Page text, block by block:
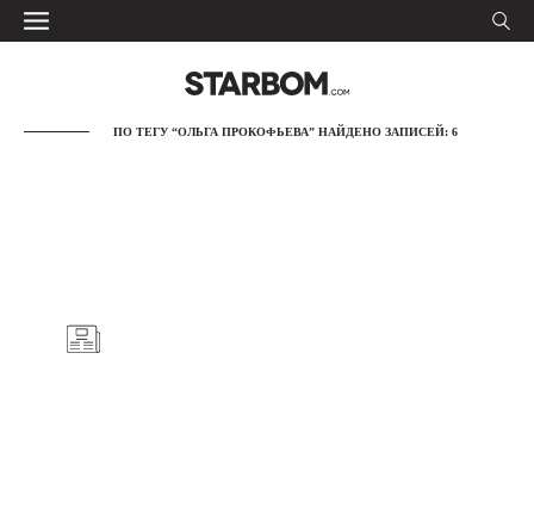
ПО ТЕГУ “ОЛЬГА ПРОКОФЬЕВА” НАЙДЕНО ЗАПИСЕЙ: 6